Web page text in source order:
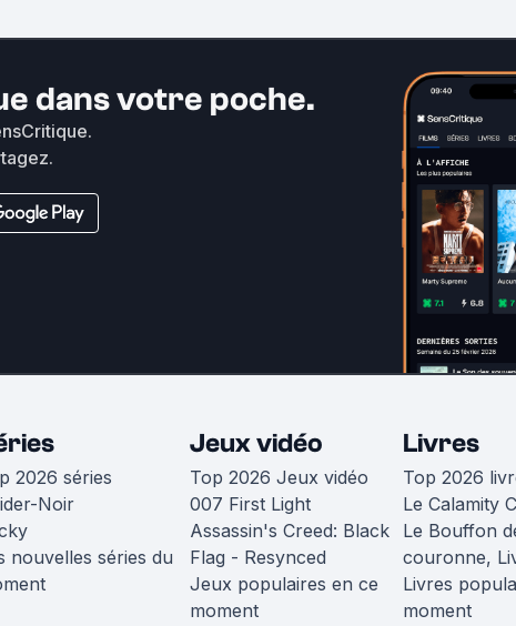
dans votre poche.
2026 séries
Noir
nouvelles séries du
Jeux vidéo
Top 2026 Jeux vidéo
007 First Light
Assassin's Creed: Black
Flag - Resynced
Jeux populaires en ce
moment
Livres
Top 2026
Le Calamity
Le Bouffon
couronne,
Livres
moment